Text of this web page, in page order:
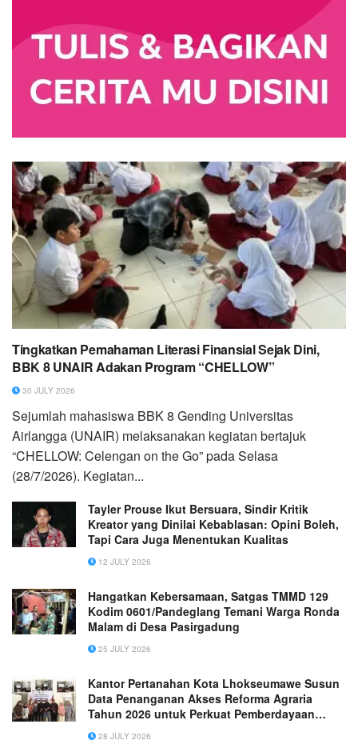
Tingkatkan Pemahaman Literasi Finansial Sejak Dini,
BBK 8 UNAIR Adakan Program “CHELLOW”
30 JULY 2026
Sejumlah mahasiswa BBK 8 Gending Universitas
Airlangga (UNAIR) melaksanakan kegiatan bertajuk
“CHELLOW: Celengan on the Go” pada Selasa
(28/7/2026). Kegiatan...
Tayler Prouse Ikut Bersuara, Sindir Kritik
Kreator yang Dinilai Kebablasan: Opini Boleh,
Tapi Cara Juga Menentukan Kualitas
12 JULY 2026
Hangatkan Kebersamaan, Satgas TMMD 129
Kodim 0601/Pandeglang Temani Warga Ronda
Malam di Desa Pasirgadung
25 JULY 2026
Kantor Pertanahan Kota Lhokseumawe Susun
Data Penanganan Akses Reforma Agraria
Tahun 2026 untuk Perkuat Pemberdayaan
Masyarakat
28 JULY 2026